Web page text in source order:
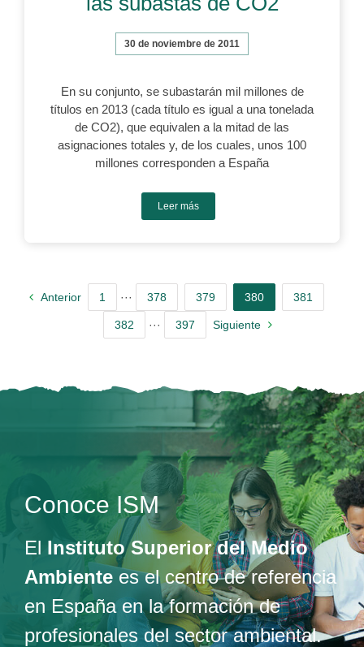
30 de noviembre de 2011
En su conjunto, se subastarán mil millones de
títulos en 2013 (cada título es igual a una tonelada
de CO2), que equivalen a la mitad de las
asignaciones totales y, de los cuales, unos 100
millones corresponden a España
Leer más
Anterior 1 ··· 378 379 380 381
382 ··· 397 Siguiente
Conoce ISM
El Instituto Superior del Medio
Ambiente es el centro de referencia
en España en la formación de
profesionales del sector ambiental.